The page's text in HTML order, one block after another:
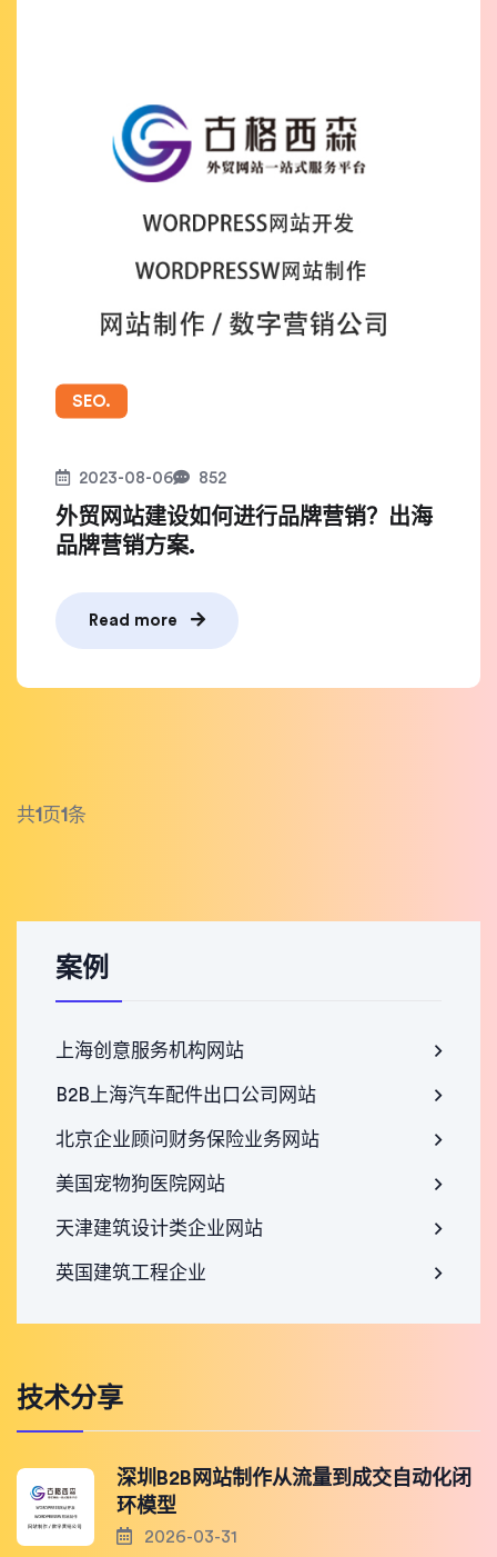
SEO.
2023-08-06 852
外贸网站建设如何进行品牌营销？出海
品牌营销方案.
Read more
共1 页1条
案例
上海创意服务机构网站
B2B上海汽车配件出口公司网站
北京企业顾问财务保险业务网站
美国宠物狗医院网站
天津建筑设计类企业网站
英国建筑工程企业
技术分享
深圳B2B网站制作从流量到成交自动化闭
环模型
2026-03-31